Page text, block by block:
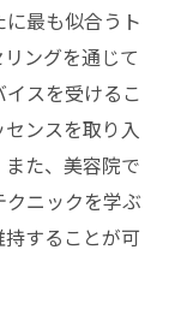
最も似合うト
ングを通じて
スを受けるこ
ンスを取り入
た、美容院で
ニックを学ぶ
することが可